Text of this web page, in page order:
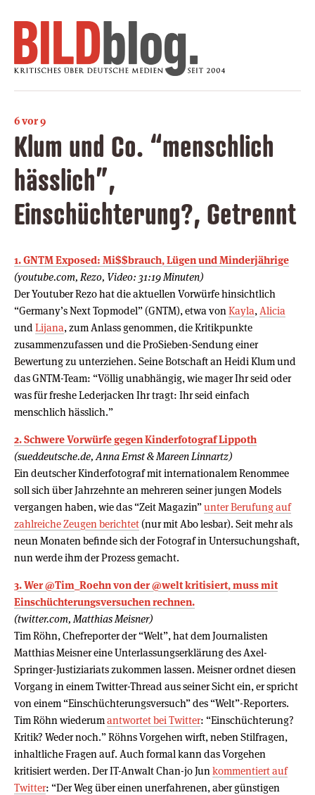
6 vor 9
Klum und Co. “menschlich
hässlich”,
Einschüchterung?, Getrennt
1. GNTM Exposed: Mi$$brauch, Lügen und Minderjährige
(youtube.com, Rezo, Video: 31:19 Minuten)
Der Youtuber Rezo hat die aktuellen Vorwürfe hinsichtlich
“Germany’s Next Topmodel” (GNTM), etwa von Kayla, Alicia
und Lijana, zum Anlass genommen, die Kritikpunkte
zusammenzufassen und die ProSieben-Sendung einer
Bewertung zu unterziehen. Seine Botschaft an Heidi Klum und
das GNTM-Team: “Völlig unabhängig, wie mager Ihr seid oder
was für freshe Lederjacken Ihr tragt: Ihr seid einfach
menschlich hässlich.”
2. Schwere Vorwürfe gegen Kinderfotograf Lippoth
(sueddeutsche.de, Anna Ernst & Mareen Linnartz)
Ein deutscher Kinderfotograf mit internationalem Renommee
soll sich über Jahrzehnte an mehreren seiner jungen Models
vergangen haben, wie das “Zeit Magazin”unter Berufung auf
zahlreiche Zeugen berichtet (nur mit Abo lesbar). Seit mehr als
neun Monaten befinde sich der Fotograf in Untersuchungshaft,
nun werde ihm der Prozess gemacht.
3. Wer @Tim_Roehn von der @welt kritisiert, muss mit
Einschüchterungsversuchen rechnen.
(twitter.com, Matthias Meisner)
Tim Röhn, Chefreporter der “Welt”, hat dem Journalisten
Matthias Meisner eine Unterlassungserklärung des Axel-
Springer-Justiziariats zukommen lassen. Meisner ordnet diesen
Vorgang in einem Twitter-Thread aus seiner Sicht ein, er spricht
von einem “Einschüchterungsversuch” des “Welt”-Reporters.
Tim Röhn wiederumantwortet bei Twitter: “Einschüchterung?
Kritik? Weder noch.” Röhns Vorgehen wirft, neben Stilfragen,
inhaltliche Fragen auf. Auch formal kann das Vorgehen
kritisiert werden. Der IT-Anwalt Chan-jo Jun kommentiert auf
Twitter: “Der Weg über einen unerfahrenen, aber günstigen